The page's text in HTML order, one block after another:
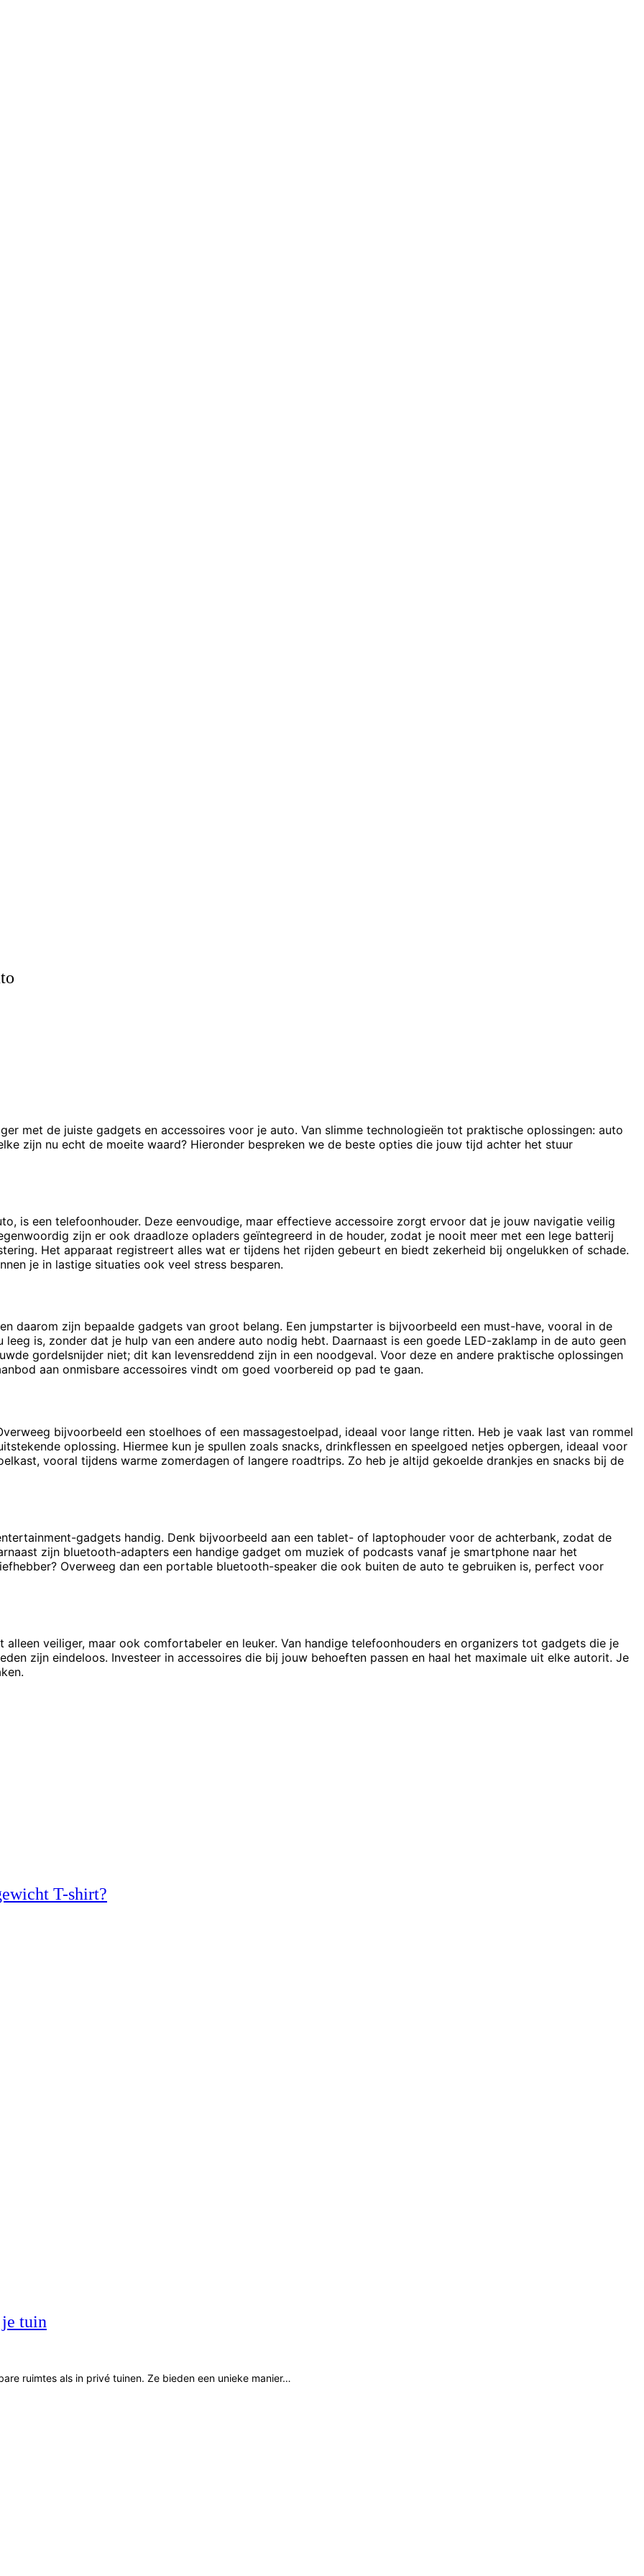
met de juiste gadgets en accessoires voor je auto. Van slimme technologieën tot praktische oplossingen: auto
zijn nu echt de moeite waard? Hieronder bespreken we de beste opties die jouw tijd achter het stuur
is een telefoonhouder. Deze eenvoudige, maar effectieve accessoire zorgt ervoor dat je jouw navigatie veilig
zijn er ook draadloze opladers geïntegreerd in de houder, zodat je nooit meer met een lege batterij
Het apparaat registreert alles wat er tijdens het rijden gebeurt en biedt zekerheid bij ongelukken of schade.
je in lastige situaties ook veel stress besparen.
daarom zijn bepaalde gadgets van groot belang. Een jumpstarter is bijvoorbeeld een must-have, vooral in de
is, zonder dat je hulp van een andere auto nodig hebt. Daarnaast is een goede LED-zaklamp in de auto geen
gordelsnijder niet; dit kan levensreddend zijn in een noodgeval. Voor deze en andere praktische oplossingen
aan onmisbare accessoires vindt om goed voorbereid op pad te gaan.
bijvoorbeeld een stoelhoes of een massagestoelpad, ideaal voor lange ritten. Heb je vaak last van rommel
oplossing. Hiermee kun je spullen zoals snacks, drinkflessen en speelgoed netjes opbergen, ideaal voor
vooral tijdens warme zomerdagen of langere roadtrips. Zo heb je altijd gekoelde drankjes en snacks bij de
gadgets handig. Denk bijvoorbeeld aan een tablet- of laptophouder voor de achterbank, zodat de
zijn bluetooth-adapters een handige gadget om muziek of podcasts vanaf je smartphone naar het
Overweeg dan een portable bluetooth-speaker die ook buiten de auto te gebruiken is, perfect voor
veiliger, maar ook comfortabeler en leuker. Van handige telefoonhouders en organizers tot gadgets die je
zijn eindeloos. Investeer in accessoires die bij jouw behoeften passen en haal het maximale uit elke autorit. Je
T-shirt?
tuin
ruimtes als in privé tuinen. Ze bieden een unieke manier…